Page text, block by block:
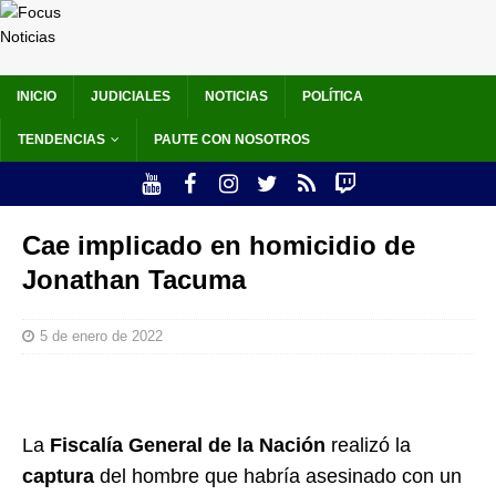
INICIO JUDICIALES NOTICIAS POLÍTICA
TENDENCIAS PAUTE CON NOSOTROS
Cae implicado en homicidio de
Jonathan Tacuma
5 de enero de 2022
La Fiscalía General de la Nación realizó la
captura del hombre que habría asesinado con un